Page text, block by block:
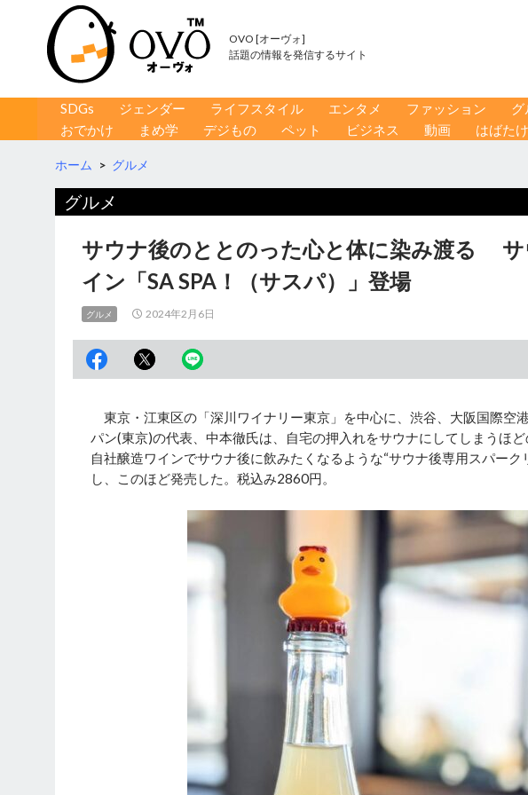
OVO [オーヴォ]
話題の情報を発信するサイト
コンテンツへ移動
SDGs ジェンダー ライフスタイル エンタメ ファッション グ
おでかけ
まめ学 デジもの ペット ビジネス 動画 はばた
ホーム > グルメ
グルメ
サウナ後のととのった心と体に染み渡る
イン「SA SPA！（サスパ）」登場
グルメ 2024年2月6日
東京・江東区の「深川ワイナリー東京」を中心に、渋谷、大阪国際空
パン(東京)の代表、中本徹氏は、自宅の押入れをサウナにしてしまうほ
自社醸造ワインでサウナ後に飲みたくなるような“サウナ後専用スパーク
し、このほど発売した。税込み2860円。